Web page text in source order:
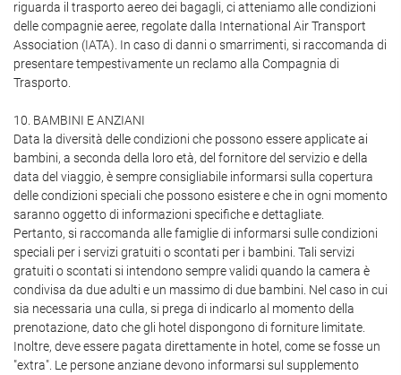
riguarda il trasporto aereo dei bagagli, ci atteniamo alle condizioni
delle compagnie aeree, regolate dalla International Air Transport
Association (IATA). In caso di danni o smarrimenti, si raccomanda di
presentare tempestivamente un reclamo alla Compagnia di
Trasporto.
10. BAMBINI E ANZIANI
Data la diversità delle condizioni che possono essere applicate ai
bambini, a seconda della loro età, del fornitore del servizio e della
data del viaggio, è sempre consigliabile informarsi sulla copertura
delle condizioni speciali che possono esistere e che in ogni momento
saranno oggetto di informazioni specifiche e dettagliate.
Pertanto, si raccomanda alle famiglie di informarsi sulle condizioni
speciali per i servizi gratuiti o scontati per i bambini. Tali servizi
gratuiti o scontati si intendono sempre validi quando la camera è
condivisa da due adulti e un massimo di due bambini. Nel caso in cui
sia necessaria una culla, si prega di indicarlo al momento della
prenotazione, dato che gli hotel dispongono di forniture limitate.
Inoltre, deve essere pagata direttamente in hotel, come se fosse un
"extra". Le persone anziane devono informarsi sul supplemento